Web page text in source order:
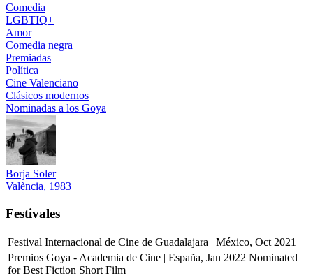
Comedia
LGBTIQ+
Amor
Comedia negra
Premiadas
Política
Cine Valenciano
Clásicos modernos
Nominadas a los Goya
Borja Soler
València, 1983
Festivales
Festival Internacional de Cine de Guadalajara | México, Oct 2021
Premios Goya - Academia de Cine | España, Jan 2022 Nominated
for Best Fiction Short Film